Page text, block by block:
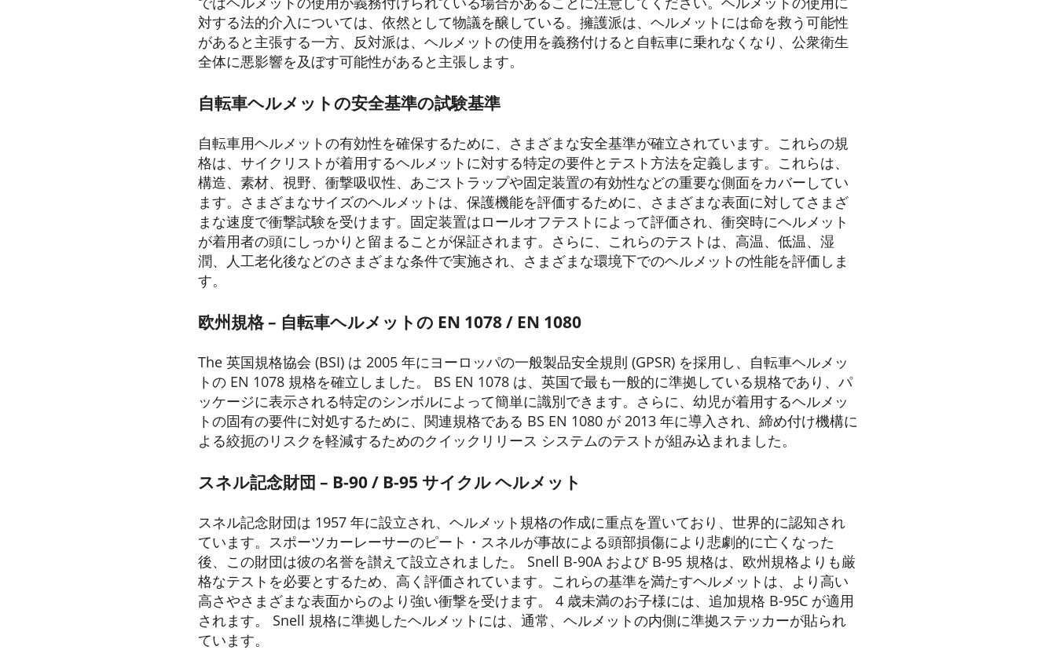
対する法的介入については、依然として物議を醸している。擁護派は、ヘルメットには命を救う可能性
があると主張する一方、反対派は、ヘルメットの使用を義務付けると自転車に乗れなくなり、公衆衛生
全体に悪影響を及ぼす可能性があると主張します。
自転車ヘルメットの安全基準の試験基準
自転車用ヘルメットの有効性を確保するために、さまざまな安全基準が確立されています。これらの規
格は、サイクリストが着用するヘルメットに対する特定の要件とテスト方法を定義します。これらは、
構造、素材、視野、衝撃吸収性、あごストラップや固定装置の有効性などの重要な側面をカバーしてい
ます。さまざまなサイズのヘルメットは、保護機能を評価するために、さまざまな表面に対してさまざ
まな速度で衝撃試験を受けます。固定装置はロールオフテストによって評価され、衝突時にヘルメット
が着用者の頭にしっかりと留まることが保証されます。さらに、これらのテストは、高温、低温、湿
潤、人工老化後などのさまざまな条件で実施され、さまざまな環境下でのヘルメットの性能を評価しま
す。
欧州規格 – 自転車ヘルメットの EN 1078 / EN 1080
The 英国規格協会 (BSI) は 2005 年にヨーロッパの一般製品安全規則 (GPSR) を採用し、自転車ヘルメッ
トの EN 1078 規格を確立しました。 BS EN 1078 は、英国で最も一般的に準拠している規格であり、パ
ッケージに表示される特定のシンボルによって簡単に識別できます。さらに、幼児が着用するヘルメッ
トの固有の要件に対処するために、関連規格である BS EN 1080 が 2013 年に導入され、締め付け機構に
よる絞扼のリスクを軽減するためのクイックリリース システムのテストが組み込まれました。
スネル記念財団 – B-90 / B-95 サイクル ヘルメット
スネル記念財団は 1957 年に設立され、ヘルメット規格の作成に重点を置いており、世界的に認知され
ています。スポーツカーレーサーのピート・スネルが事故による頭部損傷により悲劇的に亡くなった
後、この財団は彼の名誉を讃えて設立されました。 Snell B-90A および B-95 規格は、欧州規格よりも厳
格なテストを必要とするため、高く評価されています。これらの基準を満たすヘルメットは、より高い
高さやさまざまな表面からのより強い衝撃を受けます。 4 歳未満のお子様には、追加規格 B-95C が適用
されます。 Snell 規格に準拠したヘルメットには、通常、ヘルメットの内側に準拠ステッカーが貼られ
ています。